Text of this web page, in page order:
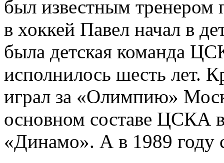
был известным тренером
в хоккей Павел начал в
была детская команда
исполнилось шесть лет.
играл за «Олимпию»
основном составе ЦСКА
«Динамо». А в 1989